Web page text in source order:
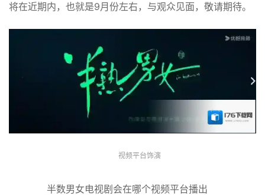
将在近期内，也就是9月份左右，与观众见面，敬请期待。
视频平台饰演
半数男女电视剧会在哪个视频平台播出